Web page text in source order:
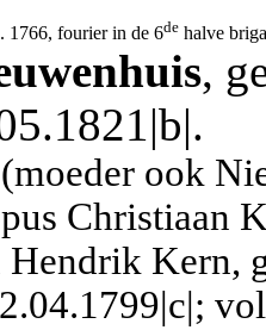
1766, fourier in de 6de halve
,
ook
Christiaan
Hendrik Kern,
;